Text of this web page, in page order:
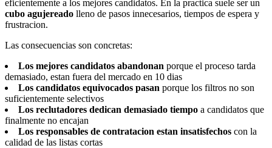
eficientemente a los mejores candidatos. En la practica suele ser un
cubo agujereado lleno de pasos innecesarios, tiempos de espera y
frustracion.
Las consecuencias son concretas:
Los mejores candidatos abandonan porque el proceso tarda
demasiado, estan fuera del mercado en 10 dias
Los candidatos equivocados pasan porque los filtros no son
suficientemente selectivos
Los reclutadores dedican demasiado tiempo a candidatos que
finalmente no encajan
Los responsables de contratacion estan insatisfechos con la
calidad de las listas cortas